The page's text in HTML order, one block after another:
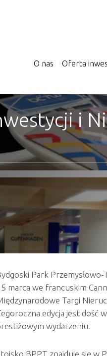
O nas Oferta
i
Park
marca we francuskim
Targi
edycja jest dość
wydarzeniu.
BPPT znajduje się w